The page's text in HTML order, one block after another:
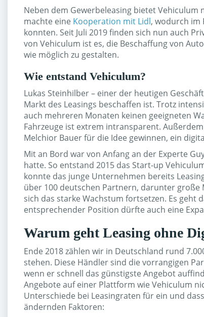
Neben dem Gewerbeleasing bietet Vehiculum
machte eine Kooperation mit Lidl, wodurch im
konnten. Seit Juli 2019 finden sich nun auch
von Vehiculum ist es, die Beschaffung von
wie möglich zu gestalten.
Wie entstand Vehiculum?
Lukas Steinhilber – einer der heutigen
Markt des Leasings beschaffen ist. Trotz
auch mehreren Monaten keinen geeigneten
Fahrzeuge ist extrem intransparent.
Melchior Bauer für die Idee gewinnen, ein
Mit an Bord war von Anfang an der Experte
hatte. So entstand 2015 das Start-up
konnte das junge Unternehmen bereits
über 100 deutschen Partnern, darunter große
sich das starke Wachstum fortsetzen. Es geht
entsprechender Position dürfte auch eine
Warum geht Leasing ohne
Ende 2018 zählen wir in Deutschland rund
stehen. Diese Händler sind die vorrangigen
wenn er schnell das günstigste Angebot
Angebote auf einer Plattform wie Vehiculum
Unterschiede bei Leasingraten für ein und
ändernden Faktoren: